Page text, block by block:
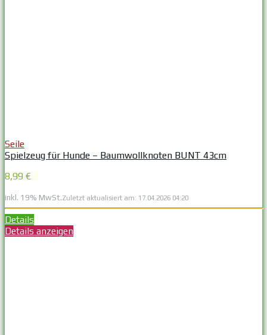
Seile
Spielzeug für Hunde – Baumwollknoten BUNT 43cm
8,99 €
inkl. 19% MwSt.Zuletzt aktualisiert am: 17.04.2026 04:20
Details
Details anzeigen